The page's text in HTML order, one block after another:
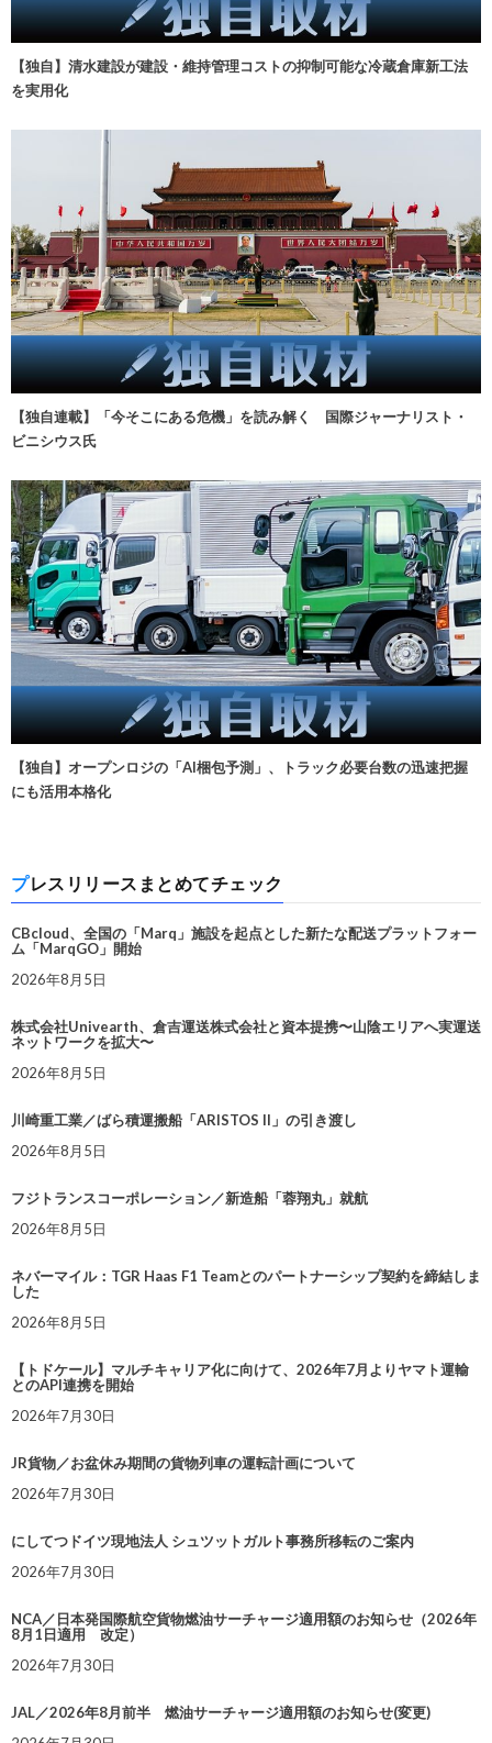
【独自】清水建設が建設・維持管理コストの抑制可能な冷蔵倉庫新工法
を実用化
【独自連載】「今そこにある危機」を読み解く 国際ジャーナリスト・
ビニシウス氏
【独自】オープンロジの「AI梱包予測」、トラック必要台数の迅速把握
にも活用本格化
プレスリリースまとめてチェック
CBcloud、全国の「Marq」施設を起点とした新たな配送プラットフォー
ム「MarqGO」開始
2026年8月5日
株式会社Univearth、倉吉運送株式会社と資本提携〜山陰エリアへ実運送
ネットワークを拡大〜
2026年8月5日
川崎重工業／ばら積運搬船「ARISTOS II」の引き渡し
2026年8月5日
フジトランスコーポレーション／新造船「蓉翔丸」就航
2026年8月5日
ネバーマイル：TGR Haas F1 Teamとのパートナーシップ契約を締結しま
した
2026年8月5日
【トドケール】マルチキャリア化に向けて、2026年7月よりヤマト運輸
とのAPI連携を開始
2026年7月30日
JR貨物／お盆休み期間の貨物列車の運転計画について
2026年7月30日
にしてつドイツ現地法人 シュツットガルト事務所移転のご案内
2026年7月30日
NCA／日本発国際航空貨物燃油サーチャージ適用額のお知らせ（2026年
8月1日適用 改定）
2026年7月30日
JAL／2026年8月前半 燃油サーチャージ適用額のお知らせ(変更)